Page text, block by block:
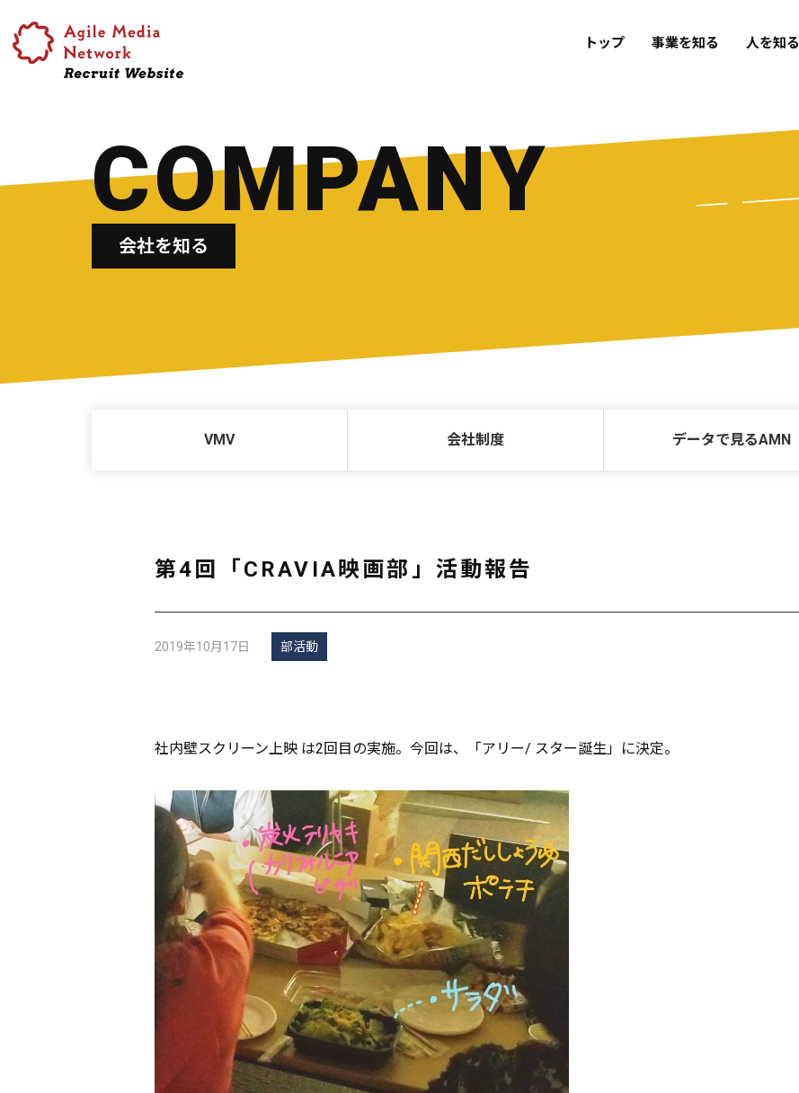
トップ 事業を知る 人を知る
COMPANY
会社を知る
VMV 会社制度 データで見るAMN
第4回「CRAVIA映画部」活動報告
2019年10月17日 部活動
社内壁スクリーン上映 は2回目の実施。今回は、「アリー/ スター誕生」に決定。